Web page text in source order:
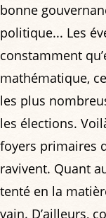
bonne
politique... Les
constamment
mathématique,
les plus
les élections.
foyers primaires
ravivent. Quant
tenté en la
vain. D’ailleurs,